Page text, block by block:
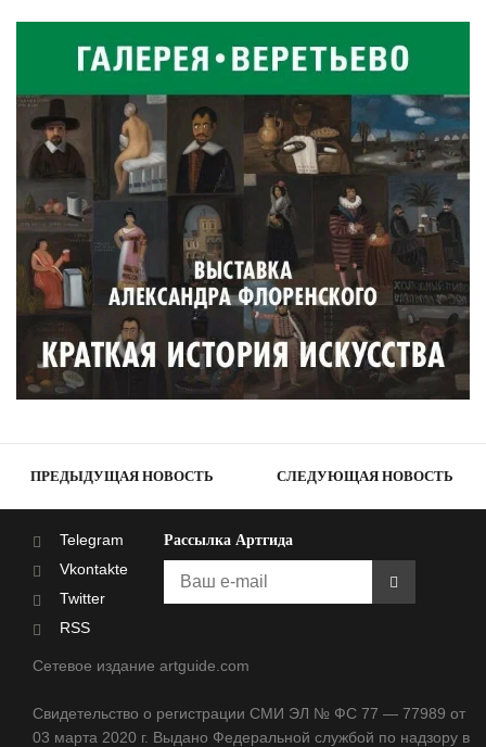
ПРЕДЫДУЩАЯ НОВОСТЬ СЛЕДУЮЩАЯ НОВОСТЬ
Telegram
Vkontakte
Twitter
RSS
Рассылка Артгида
Сетевое издание artguide.com
Свидетельство о регистрации СМИ ЭЛ № ФС 77 — 77989 от
03 марта 2020 г. Выдано Федеральной службой по надзору в